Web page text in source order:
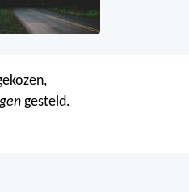
gesteld.